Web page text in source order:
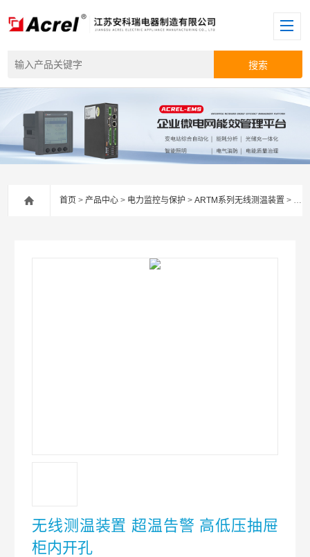
首页 >产品中心 > 电力监控与保护 >ARTM系列无线测温装置 > ARTM-PN无线测温装置 超温告警 高低压抽屉柜内开孔
无线测温装置 超温告警 高低压抽屉
柜内开孔